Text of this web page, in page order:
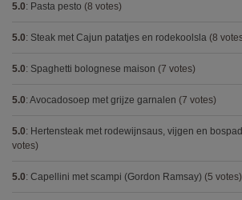
5.0: Pasta pesto (8 votes)
5.0: Steak met Cajun patatjes en rodekoolsla (8
5.0: Spaghetti bolognese maison (7 votes)
5.0: Avocadosoep met grijze garnalen (7 votes)
5.0: Hertensteak met rodewijnsaus, vijgen en
votes)
5.0: Capellini met scampi (Gordon Ramsay) (5 votes)